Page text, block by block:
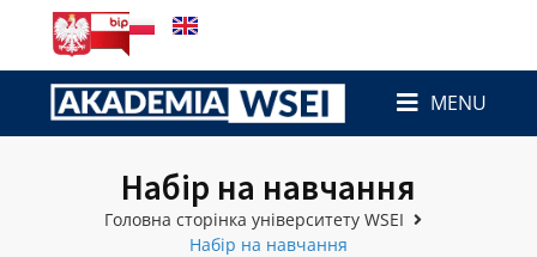
MENU
Набір на навчання
Головна сторінка університету WSEI
Набір на навчання